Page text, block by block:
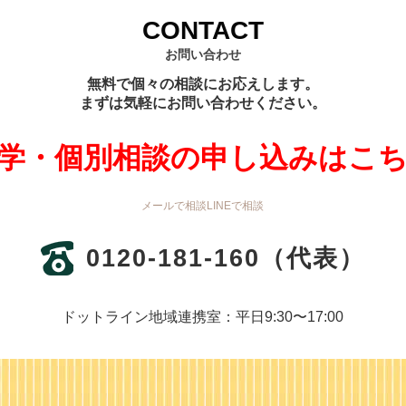
CONTACT
お問い合わせ
無料で個々の相談にお応えします。
まずは気軽にお問い合わせください。
・個別相談の申し込みはこ
メールで相談 LINEで相談
0120-181-160 （代表）
ドットライン地域連携室：平日9:30〜17:00